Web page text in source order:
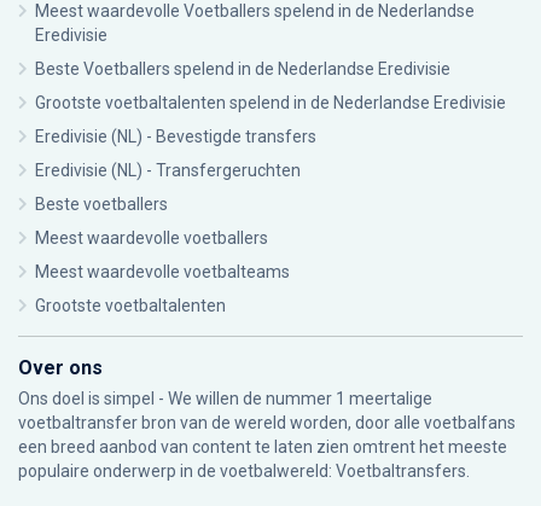
Meest waardevolle Voetballers spelend in de Nederlandse
Eredivisie
Beste Voetballers spelend in de Nederlandse Eredivisie
Grootste voetbaltalenten spelend in de Nederlandse Eredivisie
Eredivisie (NL) - Bevestigde transfers
Eredivisie (NL) - Transfergeruchten
Beste voetballers
Meest waardevolle voetballers
Meest waardevolle voetbalteams
Grootste voetbaltalenten
Over ons
Ons doel is simpel - We willen de nummer 1 meertalige
voetbaltransfer bron van de wereld worden, door alle voetbalfans
een breed aanbod van content te laten zien omtrent het meeste
populaire onderwerp in de voetbalwereld: Voetbaltransfers.